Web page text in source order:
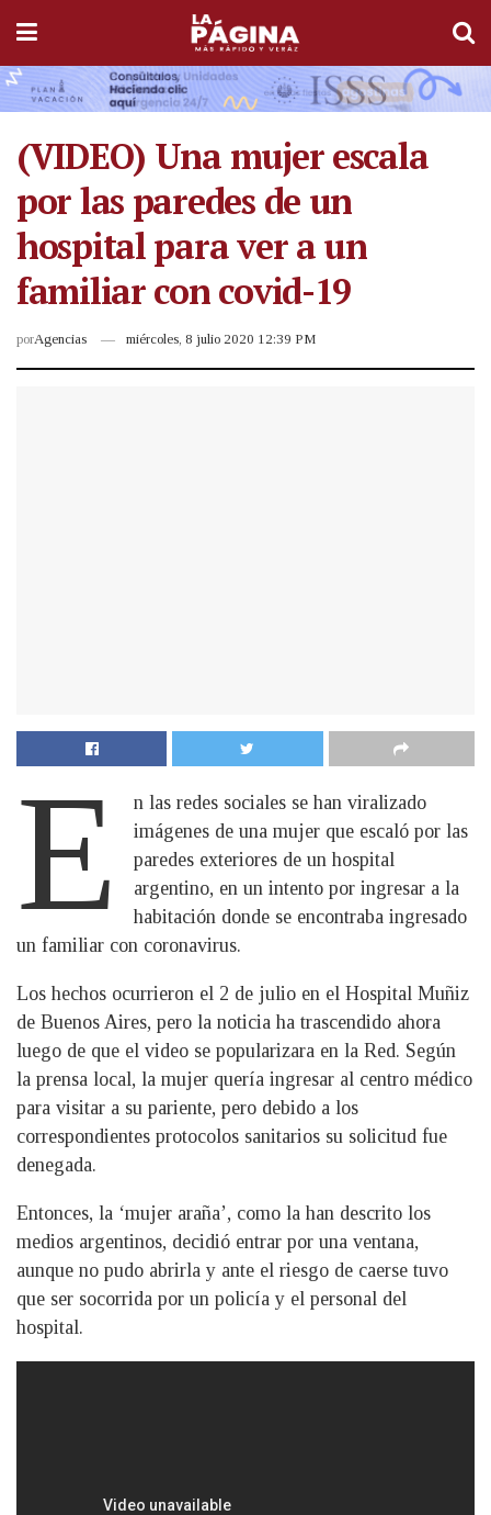
(VIDEO) Una mujer escala
por las paredes de un
hospital para ver a un
familiar con covid-19
porAgencias miércoles, 8 julio 2020 12:39 PM
E
n las redes sociales se han viralizado
imágenes de una mujer que escaló por las
paredes exteriores de un hospital
argentino, en un intento por ingresar a la
habitación donde se encontraba ingresado
un familiar con coronavirus.
Los hechos ocurrieron el 2 de julio en el Hospital Muñiz
de Buenos Aires, pero la noticia ha trascendido ahora
luego de que el video se popularizara en la Red. Según
la prensa local, la mujer quería ingresar al centro médico
para visitar a su pariente, pero debido a los
correspondientes protocolos sanitarios su solicitud fue
denegada.
Entonces, la ‘mujer araña’, como la han descrito los
medios argentinos, decidió entrar por una ventana,
aunque no pudo abrirla y ante el riesgo de caerse tuvo
que ser socorrida por un policía y el personal del
hospital.